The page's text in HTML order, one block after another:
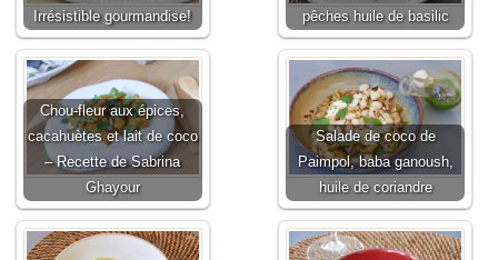
Irrésistible gourmandise!
pêches huile de basilic
Chou-fleur aux épices,
cacahuètes et lait de coco
– Recette de Sabrina
Ghayour
Salade de coco de
Paimpol, baba ganoush,
huile de coriandre